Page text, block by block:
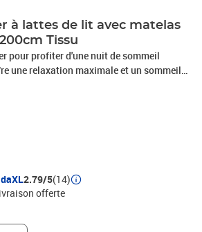
à lattes de lit avec matelas
Tissu
pour profiter d'une nuit de sommeil
une relaxation maximale et un sommeil
et durable : le tissu en polyester allie
Matelas à ressorts ensachés : ce matelas
des ressorts ensachés individuels
pour offrir un soutien
uniquement à la pression exercée dans
empêche « l'enroulement » et réduit
par rapport aux matelas traditionnels à
ressort ensaché soutient le corps
LED pour une ambiance agréable : ce
2.79/5(14)
offerte